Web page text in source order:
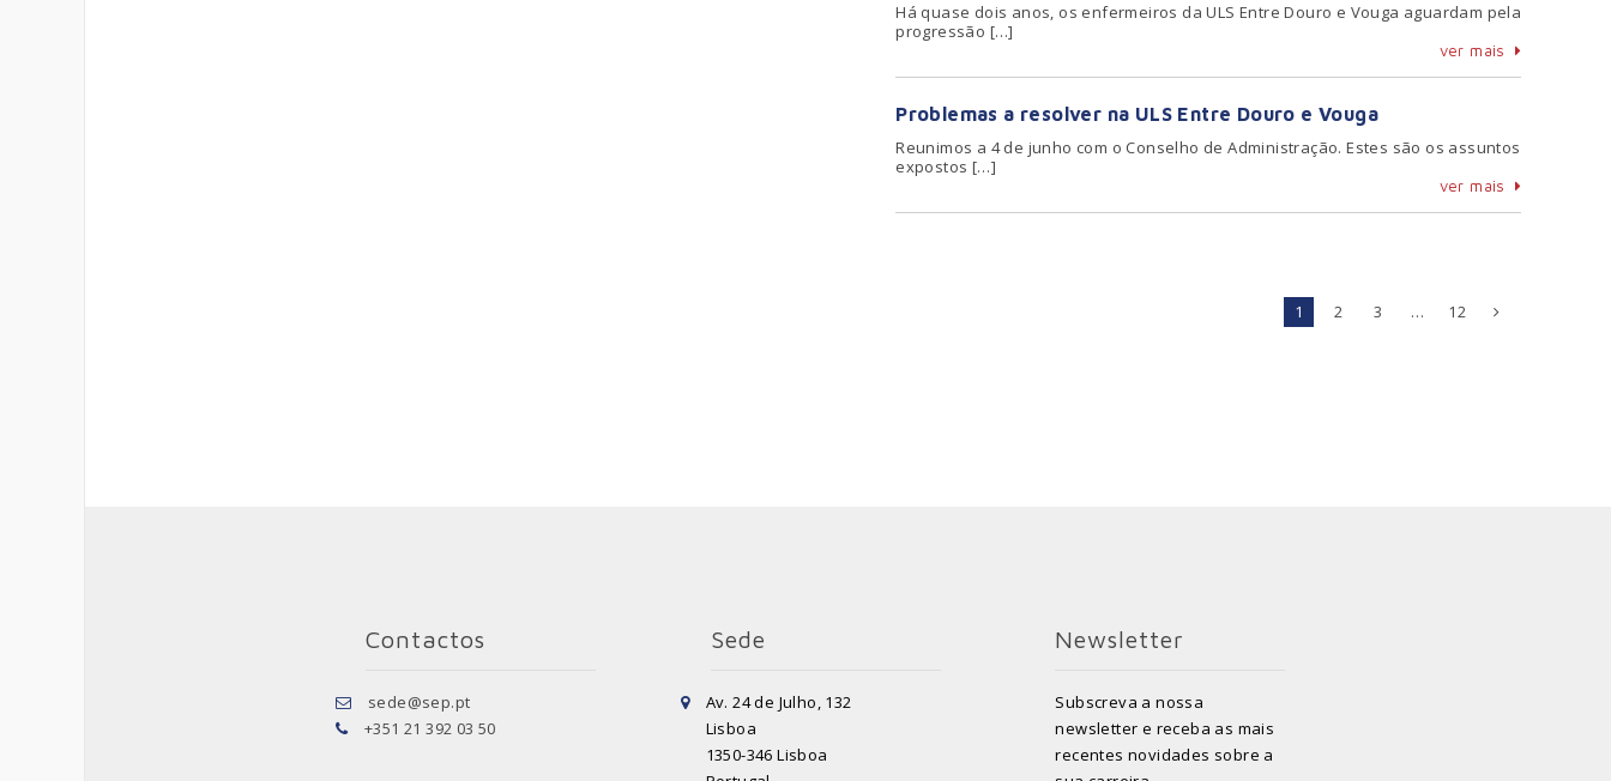
Há quase dois anos, os enfermeiros da ULS Entre Douro e Vouga aguardam pela
progressão […]
ver mais
Problemas a resolver na ULS Entre Douro e Vouga
Reunimos a 4 de junho com o Conselho de Administração. Estes são os assuntos
expostos […]
ver mais
1 2 3 … 12
Contactos
sede@sep.pt
+351 21 392 03 50
Sede
Av. 24 de Julho, 132
Lisboa
1350-346 Lisboa
Newsletter
Subscreva a nossa
newsletter e receba as mais
recentes novidades sobre a